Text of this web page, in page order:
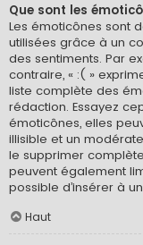
Que sont les
Les émoticônes sont
utilisées grâce à un
des sentiments. Par
contraire, « :( »
liste complète des
rédaction. Essayez
émoticônes, elles
illisible et un
le supprimer
peuvent également
possible d’insérer à
Haut